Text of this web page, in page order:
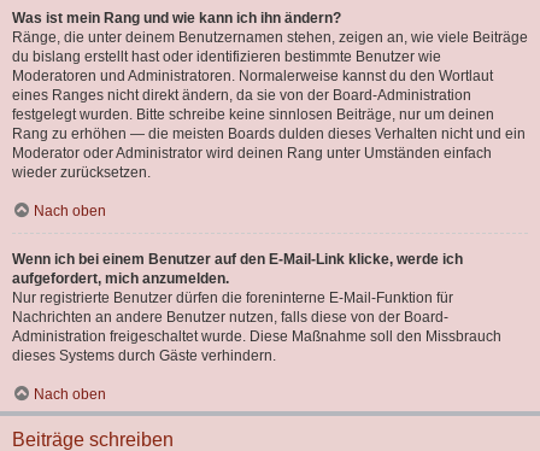
Was ist mein Rang und wie kann ich ihn ändern?
Ränge, die unter deinem Benutzernamen stehen, zeigen an, wie viele Beiträge
du bislang erstellt hast oder identifizieren bestimmte Benutzer wie
Moderatoren und Administratoren. Normalerweise kannst du den Wortlaut
eines Ranges nicht direkt ändern, da sie von der Board-Administration
festgelegt wurden. Bitte schreibe keine sinnlosen Beiträge, nur um deinen
Rang zu erhöhen — die meisten Boards dulden dieses Verhalten nicht und ein
Moderator oder Administrator wird deinen Rang unter Umständen einfach
wieder zurücksetzen.
Nach oben
Wenn ich bei einem Benutzer auf den E-Mail-Link klicke, werde ich
aufgefordert, mich anzumelden.
Nur registrierte Benutzer dürfen die foreninterne E-Mail-Funktion für
Nachrichten an andere Benutzer nutzen, falls diese von der Board-
Administration freigeschaltet wurde. Diese Maßnahme soll den Missbrauch
dieses Systems durch Gäste verhindern.
Nach oben
Beiträge schreiben